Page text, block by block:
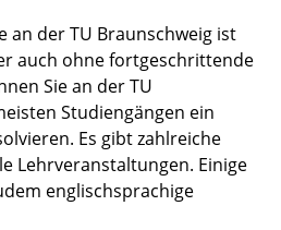
an der TU Braunschweig ist
auch ohne fortgeschrittende
Sie an der TU
Studiengängen ein
Es gibt zahlreiche
Lehrveranstaltungen. Einige
englischsprachige